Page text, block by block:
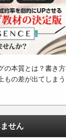
の本質とは？書き方
もの差が出てしまう
せん